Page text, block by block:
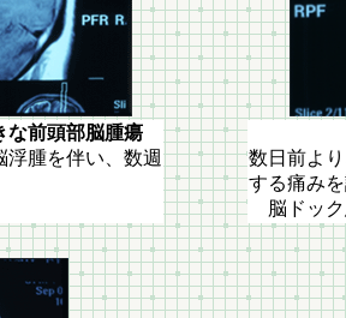
前頭部脳腫瘍
腫を伴い、数週
５４
数日前よ
する痛みを
脳ドック